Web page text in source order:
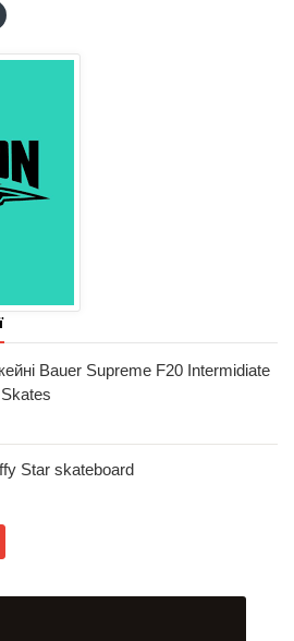
Bauer Supreme F20 Intermidiate
Star skateboard